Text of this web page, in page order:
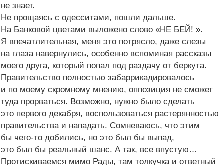
не знает.
Не прощаясь с одесситами, пошли дальше.
На Банковой цветами выложено слово «НЕ БЕЙ! ».
Я впечатлительная, меня это потрясло, даже слезы
на глаза навернулись, особенно вспоминая рассказы
моего друга, который попал под раздачу от беркута.
Правительство полностью забаррикадировалось
и по моему скромному мнению, оппозиция не сможет
туда прорваться. Возможно, нужно было сделать
это первого декабря, воспользоваться растерянностью
правительства и нападать. Сомневаюсь, что этим
бы чего-то добились, но это был бы выпад,
это был бы реальный шанс. А так, все впустую…
Протискиваемся мимо Рады, там толкучка и ответный